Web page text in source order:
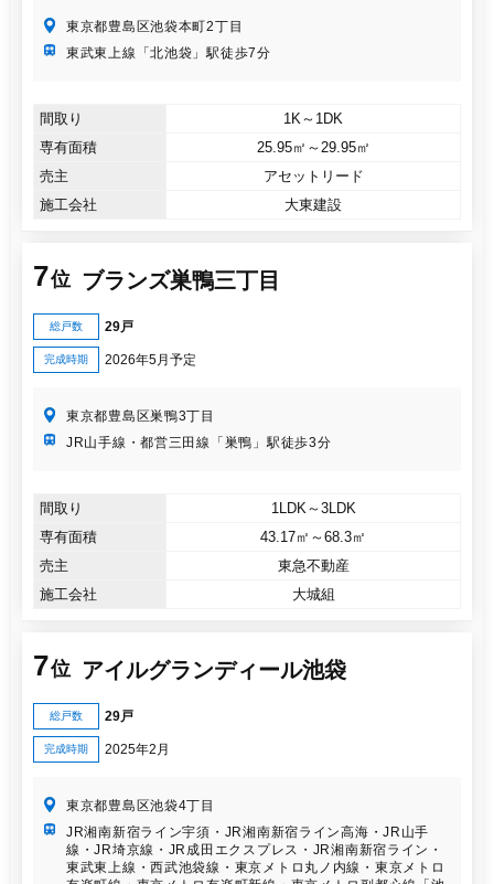
東京都豊島区池袋本町2丁目
東武東上線「北池袋」駅徒歩7分
間取り
1K～1DK
専有面積
25.95㎡～29.95㎡
売主
アセットリード
施工会社
大東建設
7位 ブランズ巣鴨三丁目
総戸数 29戸
完成時期 2026年5月予定
東京都豊島区巣鴨3丁目
JR山手線・都営三田線「巣鴨」駅徒歩3分
間取り
1LDK～3LDK
専有面積
43.17㎡～68.3㎡
売主
東急不動産
施工会社
大城組
7位 アイルグランディール池袋
総戸数 29戸
完成時期 2025年2月
東京都豊島区池袋4丁目
JR湘南新宿ライン宇須・JR湘南新宿ライン高海・JR山手
線・JR埼京線・JR成田エクスプレス・JR湘南新宿ライン・
東武東上線・西武池袋線・東京メトロ丸ノ内線・東京メトロ